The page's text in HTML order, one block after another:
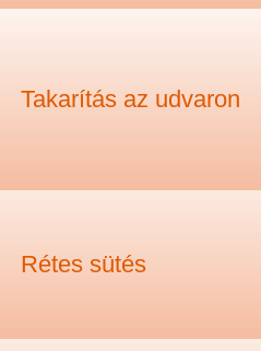
Takarítás az udvaron
Rétes sütés